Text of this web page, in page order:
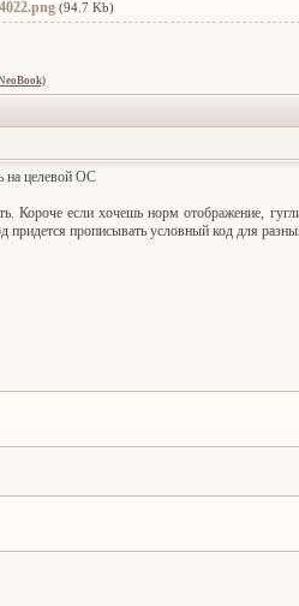
(94.7 Kb)
на целевой ОС
Короче если хочешь норм отображение,
прописывать условный код для